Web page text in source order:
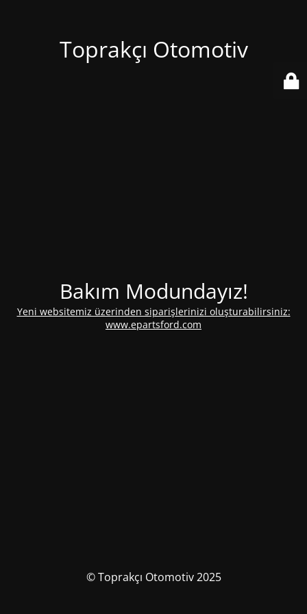
Toprakçı Otomotiv
Bakım Modundayız!
Yeni websitemiz üzerinden siparişlerinizi oluşturabilirsiniz:
www.epartsford.com
© Toprakçı Otomotiv 2025